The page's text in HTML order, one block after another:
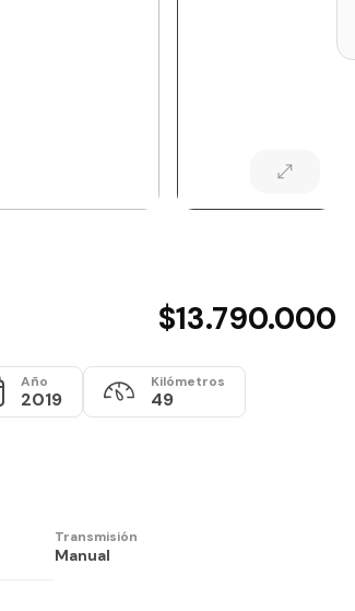
$13.790.000
Año
2019
Kilómetros
49
Transmisión
Manual